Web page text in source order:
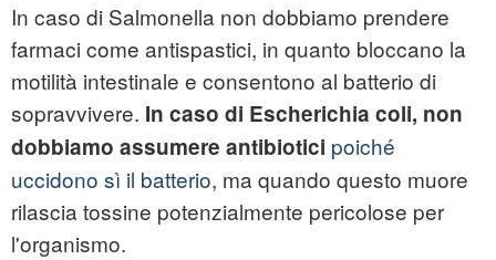
In caso di Salmonella non dobbiamo prendere
farmaci come antispastici, in quanto bloccano la
motilità intestinale e consentono al batterio di
sopravvivere. In caso di Escherichia coli, non
dobbiamo assumere antibiotici poiché
uccidono sì il batterio, ma quando questo muore
rilascia tossine potenzialmente pericolose per
l'organismo.